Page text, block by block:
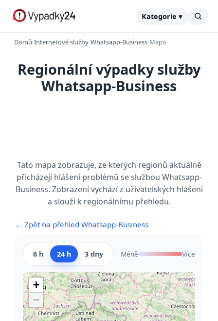
Kategorie ▾
Domů›Internetové služby›Whatsapp-Business›Mapa
Regionální výpadky služby
Whatsapp-Business
Tato mapa zobrazuje, ze kterých regionů aktuálně
přicházejí hlášení problémů se službou Whatsapp-
Business. Zobrazení vychází z uživatelských hlášení
a slouží k regionálnímu přehledu.
← Zpět na přehled Whatsapp-Business
6 h 24 h 3 dny Méně Více
+
−